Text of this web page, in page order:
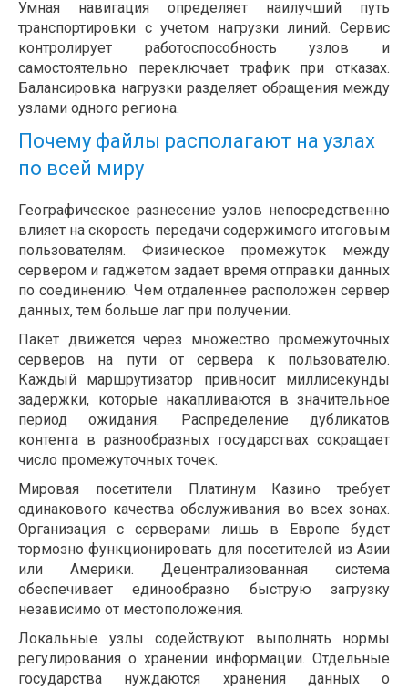
Умная навигация определяет наилучший путь
транспортировки с учетом нагрузки линий. Сервис
контролирует работоспособность узлов и
самостоятельно переключает трафик при отказах.
Балансировка нагрузки разделяет обращения между
узлами одного региона.
Почему файлы располагают на узлах
по всей миру
Географическое разнесение узлов непосредственно
влияет на скорость передачи содержимого итоговым
пользователям. Физическое промежуток между
сервером и гаджетом задает время отправки данных
по соединению. Чем отдаленнее расположен сервер
данных, тем больше лаг при получении.
Пакет движется через множество промежуточных
серверов на пути от сервера к пользователю.
Каждый маршрутизатор привносит миллисекунды
задержки, которые накапливаются в значительное
период ожидания. Распределение дубликатов
контента в разнообразных государствах сокращает
число промежуточных точек.
Мировая посетители Платинум Казино требует
одинакового качества обслуживания во всех зонах.
Организация с серверами лишь в Европе будет
тормозно функционировать для посетителей из Азии
или Америки. Децентрализованная система
обеспечивает единообразно быструю загрузку
независимо от местоположения.
Локальные узлы содействуют выполнять нормы
регулирования о хранении информации. Отдельные
государства нуждаются хранения данных о